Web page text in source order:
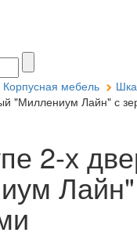
Корпусная мебель
"Миллениум Лайн" с
2-х